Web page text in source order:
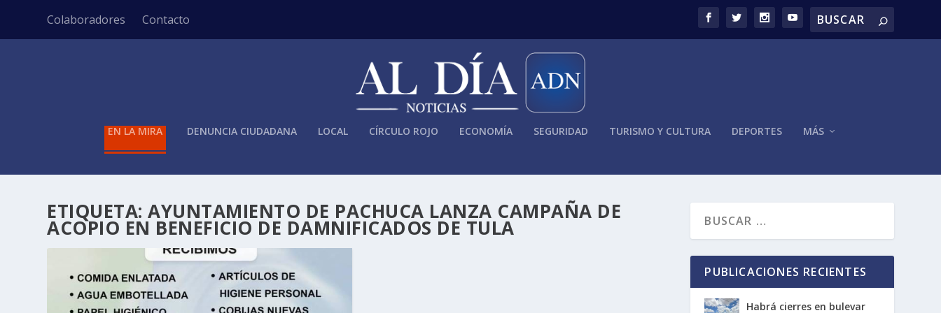
Colaboradores Contacto
EN LA MIRA DENUNCIA CIUDADANA LOCAL CÍRCULO ROJO ECONOMÍA SEGURIDAD TURISMO Y CULTURA DEPORTES MÁS
ETIQUETA:AYUNTAMIENTO DE PACHUCA LANZA CAMPAÑA DE
ACOPIO EN BENEFICIO DE DAMNIFICADOS DE TULA
PUBLICACIONES RECIENTES
Habrá cierres en bulevar